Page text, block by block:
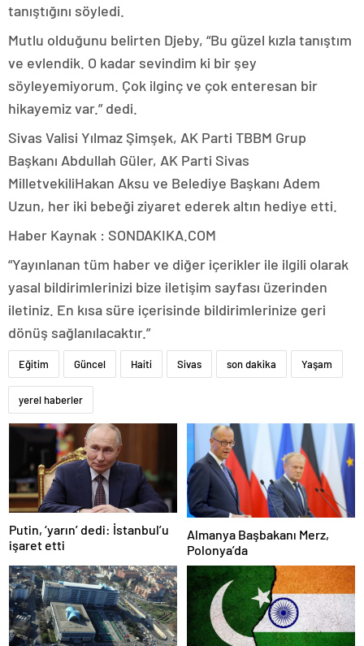
tanıştığını söyledi.
Mutlu olduğunu belirten Djeby, “Bu güzel kızla tanıştım
ve evlendik. O kadar sevindim ki bir şey
söyleyemiyorum. Çok ilginç ve çok enteresan bir
hikayemiz var.” dedi.
Sivas Valisi Yılmaz Şimşek, AK Parti TBBM Grup
Başkanı Abdullah Güler, AK Parti Sivas
MilletvekiliHakan Aksu ve Belediye Başkanı Adem
Uzun, her iki bebeği ziyaret ederek altın hediye etti.
Haber Kaynak : SONDAKIKA.COM
“Yayınlanan tüm haber ve diğer içerikler ile ilgili olarak
yasal bildirimlerinizi bize iletişim sayfası üzerinden
iletiniz. En kısa süre içerisinde bildirimlerinize geri
dönüş sağlanılacaktır.”
Eğitim Güncel Haiti Sivas son dakika Yaşam
yerel haberler
Putin, ‘yarın’ dedi: İstanbul’u
işaret etti
Almanya Başbakanı Merz,
Polonya’da